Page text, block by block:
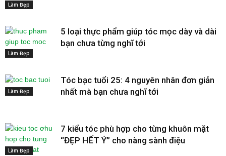
Làm Đẹp
Làm Đẹp
5 loại thực phẩm giúp tóc mọc dày và dài
bạn chưa từng nghĩ tới
Làm Đẹp
Tóc bạc tuổi 25: 4 nguyên nhân đơn giản
nhất mà bạn chưa nghĩ tới
Làm Đẹp
7 kiểu tóc phù hợp cho từng khuôn mặt
“ĐẸP HẾT Ý” cho nàng sành điệu